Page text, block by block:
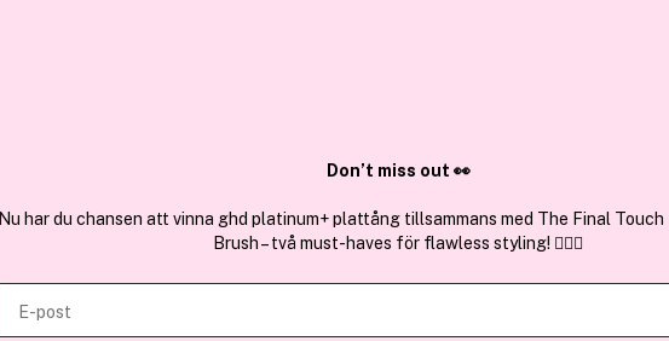
Outlet 3 för 2 Premium
Don’t miss out 👀
Nu har du chansen att vinna ghd platinum+ plattång tillsammans med The Final
Brush – två must-haves för flawless styling! 💇‍♀️✨
E-post